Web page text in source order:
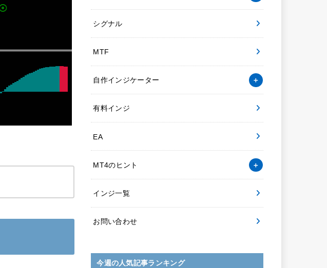
シグナル
MTF
自作インジケーター
有料インジ
EA
MT4のヒント
インジ一覧
お問い合わせ
今週の人気記事ランキング